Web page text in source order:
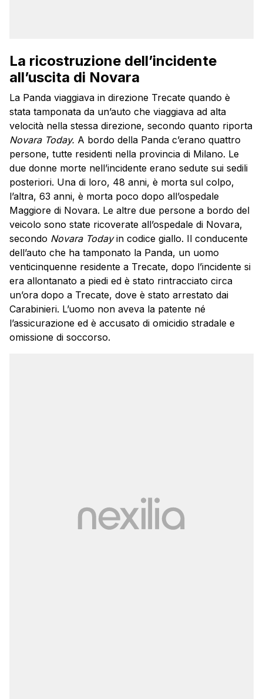
La ricostruzione dell’incidente
all’uscita di Novara
La Panda viaggiava in direzione Trecate quando è
stata tamponata da un’auto che viaggiava ad alta
velocità nella stessa direzione, secondo quanto riporta
Novara Today. A bordo della Panda c’erano quattro
persone, tutte residenti nella provincia di Milano. Le
due donne morte nell’incidente erano sedute sui sedili
posteriori. Una di loro, 48 anni, è morta sul colpo,
l’altra, 63 anni, è morta poco dopo all’ospedale
Maggiore di Novara. Le altre due persone a bordo del
veicolo sono state ricoverate all’ospedale di Novara,
secondo Novara Todayin codice giallo. Il conducente
dell’auto che ha tamponato la Panda, un uomo
venticinquenne residente a Trecate, dopo l’incidente si
era allontanato a piedi ed è stato rintracciato circa
un’ora dopo a Trecate, dove è stato arrestato dai
Carabinieri. L’uomo non aveva la patente né
l’assicurazione ed è accusato di omicidio stradale e
omissione di soccorso.